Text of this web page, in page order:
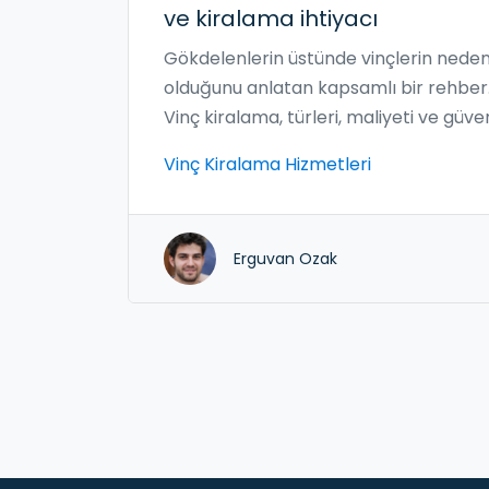
ve kiralama ihtiyacı
Gökdelenlerin üstünde vinçlerin neden
olduğunu anlatan kapsamlı bir rehber.
Vinç kiralama, türleri, maliyeti ve
Vinç Kiralama Hizmetleri
Erguvan Ozak